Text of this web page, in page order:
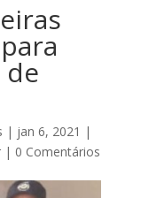
de
| jan 6, 2021 |
| 0 Comentários